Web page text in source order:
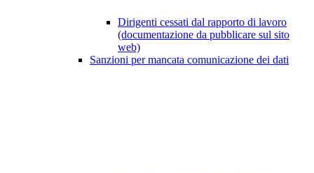
Dirigenti cessati dal rapporto di lavoro
(documentazione da pubblicare sul sito
web)
Sanzioni per mancata comunicazione dei dati